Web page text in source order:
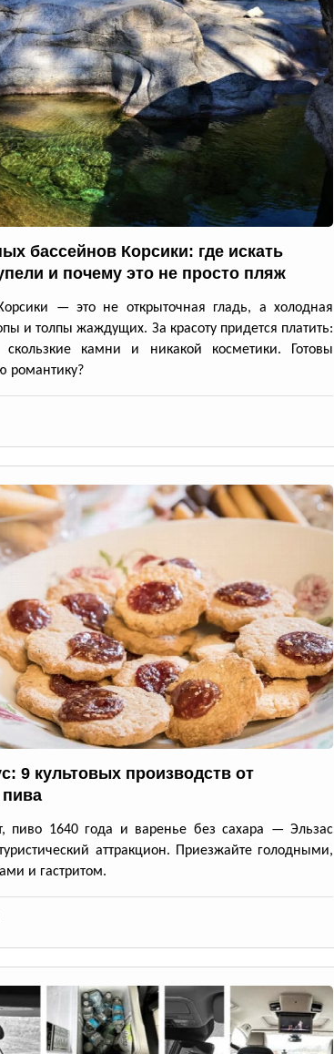
бассейнов Корсики: где искать
и почему это не просто пляж
— это не открыточная гладь, а холодная
и толпы жаждущих. За красоту придется платить:
камни и никакой косметики. Готовы
романтику?
9 культовых производств от
пиво 1640 года и варенье без сахара — Эльзас
аттракцион. Приезжайте голодными,
и гастритом.